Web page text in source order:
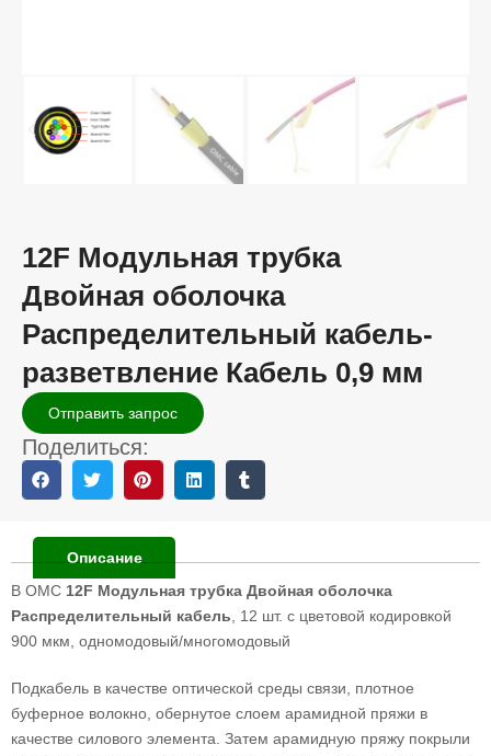
12F Модульная трубка
Двойная оболочка
Распределительный кабель-
разветвление Кабель 0,9 мм
Отправить запрос
Поделиться:
Описание
В ОМС 12F Модульная трубка Двойная оболочка
Распределительный кабель, 12 шт. с цветовой кодировкой
900 мкм, одномодовый/многомодовый
Подкабель в качестве оптической среды связи, плотное
буферное волокно, обернутое слоем арамидной пряжи в
качестве силового элемента. Затем арамидную пряжу покрыли